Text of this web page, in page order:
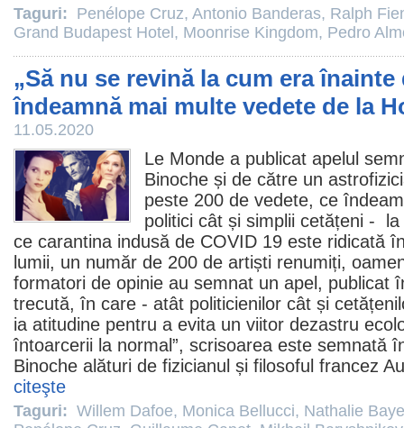
Taguri: Penélope Cruz, Antonio Banderas, Ralph
Grand Budapest Hotel , Moonrise Kingdom, Pedro
„Să nu se revină la cum era înainte
îndeamnă mai multe vedete de la
11.05.2020
Le Monde a publicat apelul
Binoche și de către un
peste 200 de vedete, ce
politici cât și simplii cetățeni -
ce carantina indusă de COVID 19 este ridicată
lumii, un număr de 200 de artiști renumiți,
formatori de opinie au semnat un apel, publicat
trecută, în care - atât politicienilor cât și
ia atitudine pentru a evita un viitor dezastru
întoarcerii la normal”, scrisoarea este semnată
Binoche alături de fizicianul și filosoful francez
citeşte
Taguri: Willem Dafoe, Monica Bellucci, Nathalie Baye